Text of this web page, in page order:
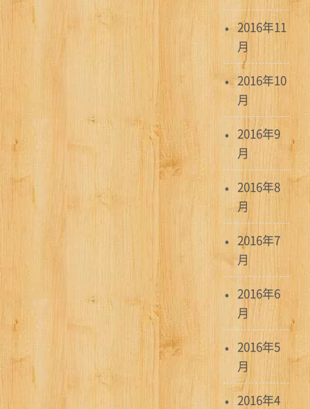
2016年11
月
2016年10
月
2016年9
月
2016年8
月
2016年7
月
2016年6
月
2016年5
月
2016年4